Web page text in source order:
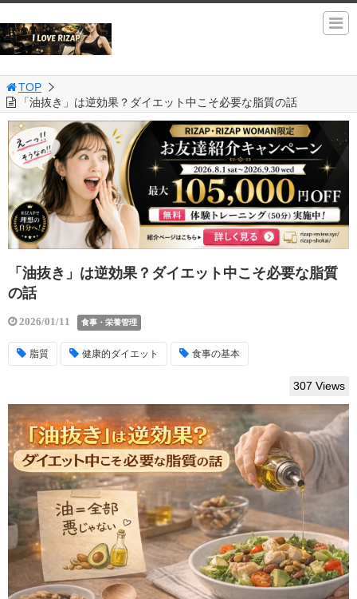
TOP
「油抜き」は逆効果？ダイエット中こそ必要な脂質の話
「油抜き」は逆効果？ダイエット中こそ必要な脂質
の話
2026/01/11 食事・栄養管理
脂質 健康的ダイエット 食事の基本
307 Views